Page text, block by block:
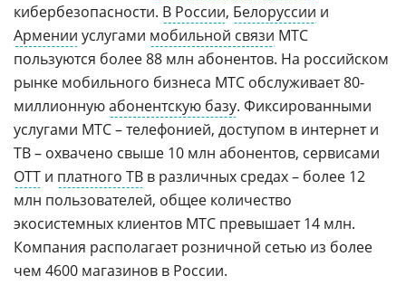
кибербезопасности. В России, Белоруссии и
Армении услугами мобильной связи МТС
пользуются более 88 млн абонентов. На российском
рынке мобильного бизнеса МТС обслуживает 80-
миллионнуюабонентскую базу. Фиксированными
услугами МТС – телефонией, доступом в интернет и
ТВ – охвачено свыше 10 млн абонентов, сервисами
OTT и платного ТВ в различных средах – более 12
млн пользователей, общее количество
экосистемных клиентов МТС превышает 14 млн.
Компания располагает розничной сетью из более
чем 4600 магазинов в России.